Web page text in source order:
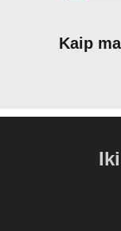
Kaip